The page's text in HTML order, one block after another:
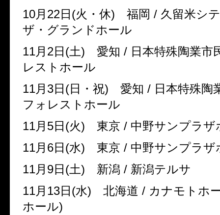
10月 22日 (火・休) 福岡 / 久留米シ
ザ・グランドホール
11月 2日 (土) 愛知 / 日本特殊陶業
レストホール
11月 3日 (日・祝) 愛知 / 日本特殊
フォレストホール
11月 5日 (火) 東京 / 中野サンプラ
11月 6日 (水) 東京 / 中野サンプラ
11月 9日 (土) 新潟 / 新潟テルサ
11月 13日 (水) 北海道 / カナモトホ
ホール)